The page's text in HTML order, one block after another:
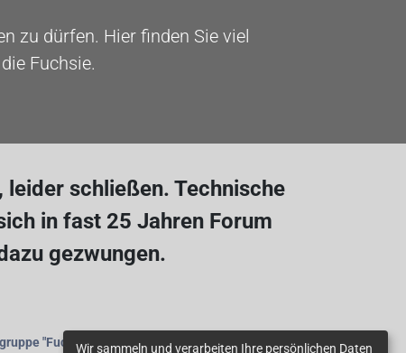
zu dürfen. Hier finden Sie viel
Fuchsie.
leider schließen. Technische
in fast 25 Jahren Forum
gezwungen.
"Fuchsienfreunde" beitreten.
Wir sammeln und verarbeiten Ihre persönlichen Daten